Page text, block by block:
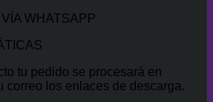
WHATSAPP
tu pedido se procesará en
correo los enlaces de descarga.